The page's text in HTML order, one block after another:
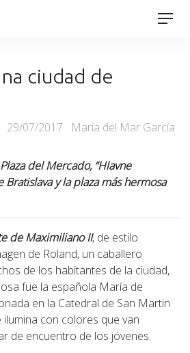
ciudad de
Posted
29/07/2017 María del Mar García
del Mercado, “Hlavne
Bratislava y la plaza más hermosa
de Maximiliano II, de estilo
de Roland, un caballero
de los habitantes de la ciudad,
fue la española María de
en la Catedral de San Martin
con colores que van
de encuentro de los jóvenes.